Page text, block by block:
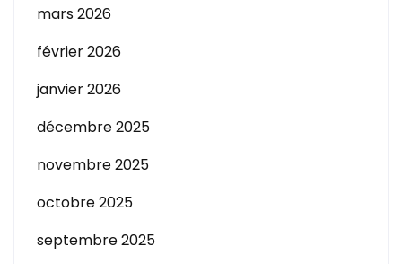
mars 2026
février 2026
janvier 2026
décembre 2025
novembre 2025
octobre 2025
septembre 2025